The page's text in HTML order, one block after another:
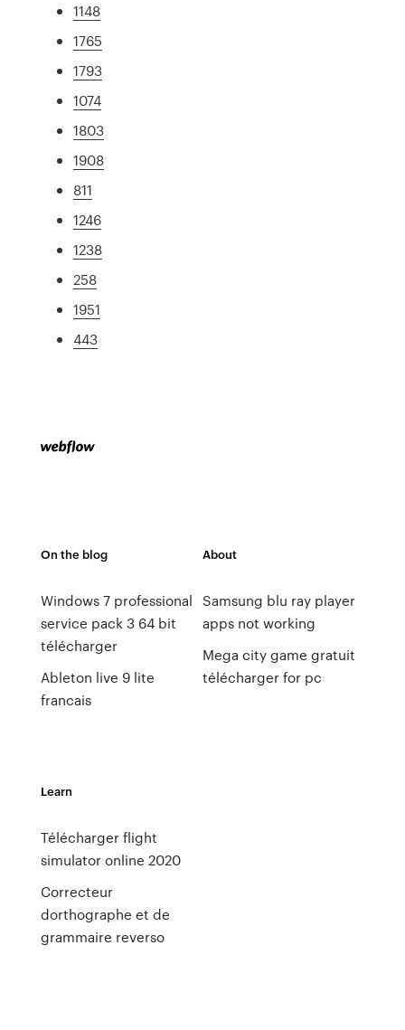
1148
1765
1793
1074
1803
1908
811
1246
1238
258
1951
443
On the blog
Windows 7 professional
service pack 3 64 bit
télécharger
Ableton live 9 lite
francais
About
Samsung blu ray player
apps not working
Mega city game gratuit
télécharger for pc
Learn
Télécharger flight
simulator online 2020
Correcteur
dorthographe et de
grammaire reverso